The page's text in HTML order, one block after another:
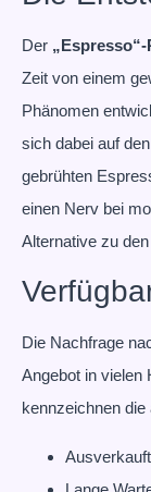
Der
Zeit von einem
Phänomen
sich dabei auf
gebrühten
einen Nerv bei
Alternative zu
Die Nachfrage
Angebot in vielen
kennzeichnen die